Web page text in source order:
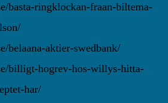
basta-ringklockan-fraan-biltema-
belaana-aktier-swedbank/
billigt-hogrev-hos-willys-hitta-
har/